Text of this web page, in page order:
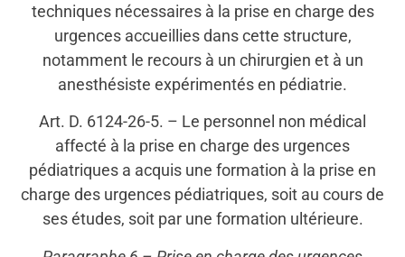
techniques nécessaires à la prise en charge des
urgences accueillies dans cette structure,
notamment le recours à un chirurgien et à un
anesthésiste expérimentés en pédiatrie.
Art. D. 6124-26-5. – Le personnel non médical
affecté à la prise en charge des urgences
pédiatriques a acquis une formation à la prise en
charge des urgences pédiatriques, soit au cours de
ses études, soit par une formation ultérieure.